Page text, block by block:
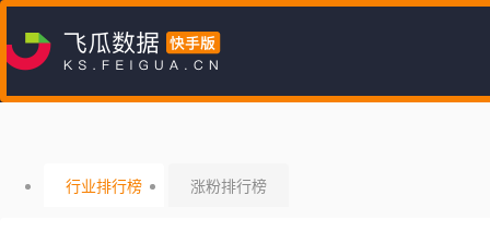
行业排行榜 涨粉排行榜